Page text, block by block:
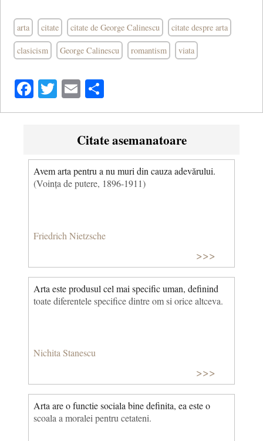
arta citate citate de George Calinescu citate despre arta
clasicism George Calinescu romantism viata
Facebook
Twitter
Email
Citate asemanatoare
Avem arta pentru a nu muri din cauza adevărului.
(Voința de putere, 1896-1911)
Friedrich Nietzsche
>>>
Arta este produsul cel mai specific uman, definind
toate diferentele specifice dintre om si orice altceva.
Nichita Stanescu
>>>
Arta are o functie sociala bine definita, ea este o
scoala a moralei pentru cetateni.